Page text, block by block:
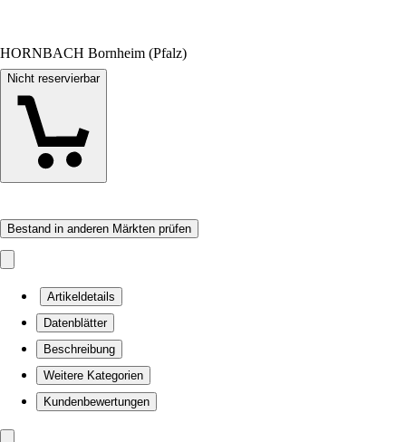
HORNBACH Bornheim (Pfalz)
Nicht reservierbar
Bestand in anderen Märkten prüfen
Artikeldetails
Datenblätter
Beschreibung
Weitere Kategorien
Kundenbewertungen